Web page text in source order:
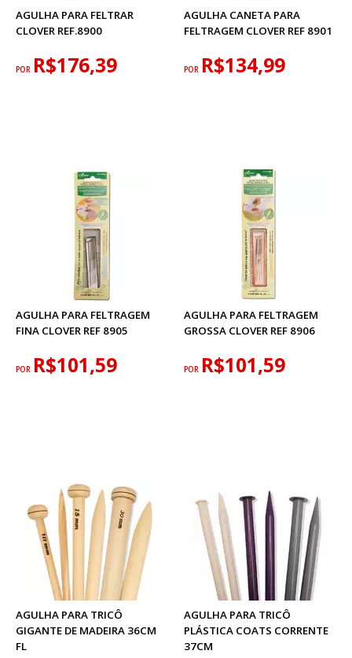
AGULHA PARA FELTRAR
CLOVER REF.8900
POR R$176,39
AGULHA CANETA PARA
FELTRAGEM CLOVER REF 8901
POR R$134,99
AGULHA PARA FELTRAGEM
FINA CLOVER REF 8905
POR R$101,59
AGULHA PARA FELTRAGEM
GROSSA CLOVER REF 8906
POR R$101,59
AGULHA PARA TRICÔ
GIGANTE DE MADEIRA 36CM
FL
AGULHA PARA TRICÔ
PLÁSTICA COATS CORRENTE
37CM